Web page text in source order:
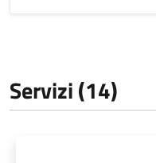
Servizi (14)